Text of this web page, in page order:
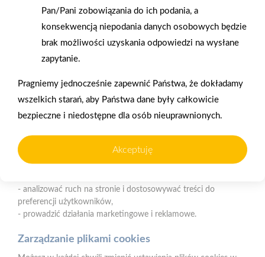
Gwarancja jakości
naszych produktów
Zakupy w systemie
ratalnym
Oferujemy zakupy
telefoniczne
Zakupy
na terenie całej Polski
ul. Grunwaldzka 2, 82-300 Elbląg
E-mail:faktury.elblag@psbmrowka.com.pl
Pan/Pani zobowiązania do ich podania, a
konsekwencją niepodania danych osobowych będzie
brak możliwości uzyskania odpowiedzi na wysłane
zapytanie.
Pragniemy jednocześnie zapewnić Państwa, że dokładamy
wszelkich starań, aby Państwa dane były całkowicie
bezpieczne i niedostępne dla osób nieuprawnionych.
Akceptuję
zapewnienia prawidłowego działania strony, poprawy komfortu
użytkowania oraz analizy ruchu na stronie.
użytkownika (komputerze, tablecie, smartfonie) podczas
korzystania z naszej strony internetowej. Pliki te mogą być
partnerów, np. dostawców narzędzi analitycznych.
Do czego wykorzystujemy pliki cookies?
Pliki cookies pomagają nam:
- analizować ruch na stronie i dostosowywać treści do
preferencji użytkowników,
- prowadzić działania marketingowe i reklamowe.
Zarządzanie plikami cookies